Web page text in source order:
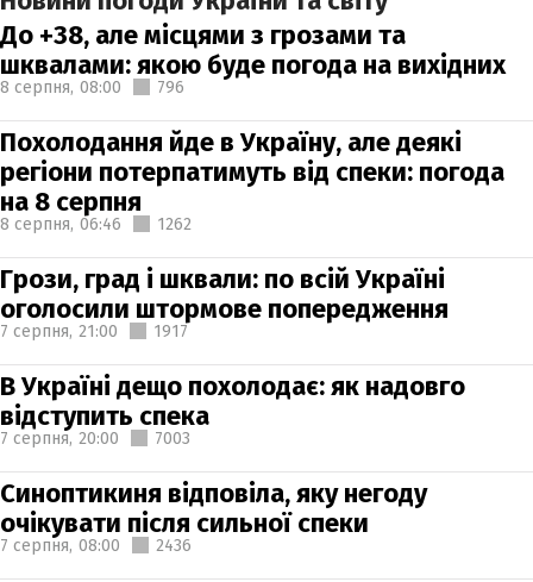
До +38, але місцями з грозами та
шквалами: якою буде погода на вихідних
8 серпня, 08:00 796
Похолодання йде в Україну, але деякі
регіони потерпатимуть від спеки: погода
на 8 серпня
8 серпня, 06:46 1262
Грози, град і шквали: по всій Україні
оголосили штормове попередження
7 серпня, 21:00 1917
В Україні дещо похолодає: як надовго
відступить спека
7 серпня, 20:00 7003
Синоптикиня відповіла, яку негоду
очікувати після сильної спеки
7 серпня, 08:00 2436